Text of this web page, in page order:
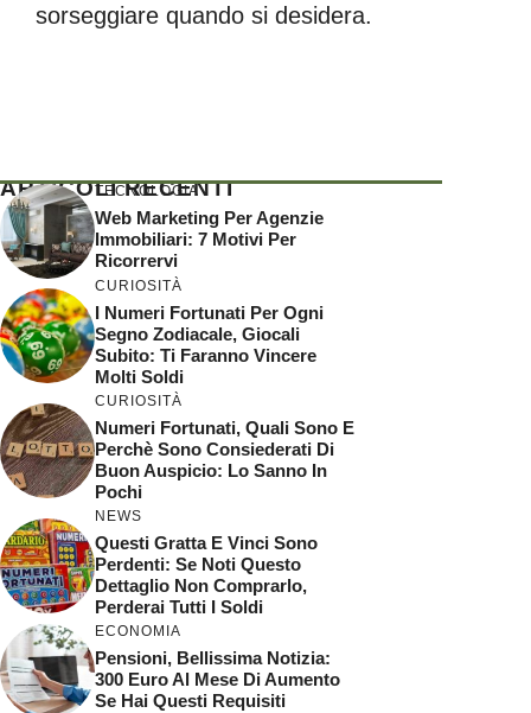
sorseggiare quando si desidera.
ARTICOLI RECENTI
TECNOLOGIA
Web Marketing Per Agenzie
Immobiliari: 7 Motivi Per
Ricorrervi
CURIOSITÀ
I Numeri Fortunati Per Ogni
Segno Zodiacale, Giocali
Subito: Ti Faranno Vincere
Molti Soldi
CURIOSITÀ
Numeri Fortunati, Quali Sono E
Perchè Sono Consiederati Di
Buon Auspicio: Lo Sanno In
Pochi
NEWS
Questi Gratta E Vinci Sono
Perdenti: Se Noti Questo
Dettaglio Non Comprarlo,
Perderai Tutti I Soldi
ECONOMIA
Pensioni, Bellissima Notizia:
300 Euro Al Mese Di Aumento
Se Hai Questi Requisiti